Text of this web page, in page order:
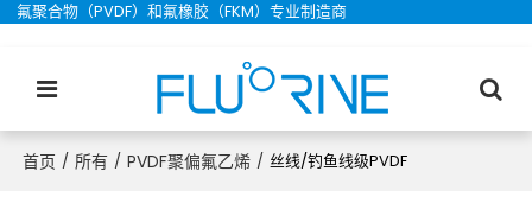
氟聚合物（PVDF）和氟橡胶（FKM）专业制造商
首页 / 所有 / PVDF聚偏氟乙烯 / 丝线/钓鱼线级PVDF